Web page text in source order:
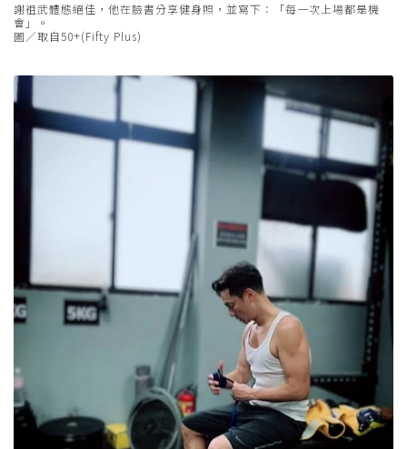
謝祖武體態絕佳，他在臉書分享健身照，並寫下：「每一次上場都是機
會」。
圖／取自50+(Fifty Plus)